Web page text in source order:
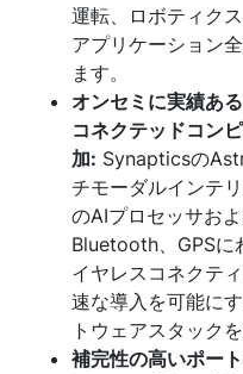
運転、ロボティク
アプリケーション
ます。
オンセミに実績あ
コネクテッドコン
加: Synapticsの
チモーダルインテ
のAIプロセッサお
Bluetooth、GPSに
イヤレスコネクテ
速な導入を可能に
トウェアスタック
補完性の高いポー